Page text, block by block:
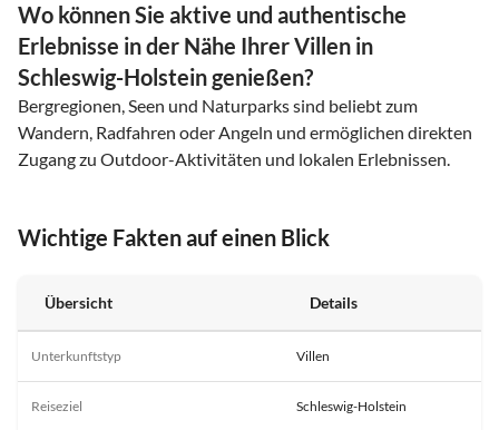
Wo können Sie aktive und authentische
Erlebnisse in der Nähe Ihrer Villen in
Schleswig-Holstein genießen?
Bergregionen, Seen und Naturparks sind beliebt zum
Wandern, Radfahren oder Angeln und ermöglichen direkten
Zugang zu Outdoor-Aktivitäten und lokalen Erlebnissen.
Wichtige Fakten auf einen Blick
Übersicht Details
Unterkunftstyp Villen
Reiseziel Schleswig-Holstein